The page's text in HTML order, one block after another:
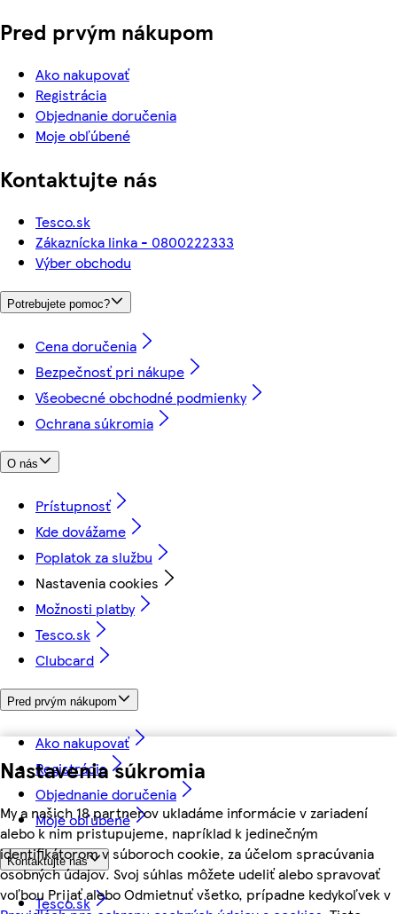
Nastavenia súkromia
My a našich 18 partnerov ukladáme informácie v zariadení
alebo k nim pristupujeme, napríklad k jedinečným
identifikátorom v súboroch cookie, za účelom spracúvania
osobných údajov. Svoj súhlas môžete udeliť alebo spravovať
voľbou Prijať alebo Odmietnuť všetko, prípadne kedykoľvek v
Pred prvým nákupom
Ako nakupovať
Registrácia
Objednanie doručenia
Moje obľúbené
Kontaktujte nás
Tesco.sk
Zákaznícka linka - 0800222333
Výber obchodu
Potrebujete pomoc?
Cena doručenia
Bezpečnosť pri nákupe
Všeobecné obchodné podmienky
Ochrana súkromia
O nás
Prístupnosť
Kde dovážame
Poplatok za službu
Nastavenia cookies
Možnosti platby
Tesco.sk
Clubcard
Pred prvým nákupom
Ako nakupovať
Registrácia
Objednanie doručenia
Moje obľúbené
Kontaktujte nás
Tesco.sk